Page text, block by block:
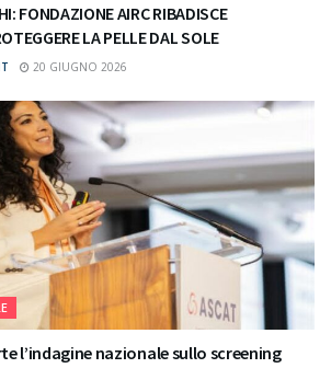
FONDAZIONE AIRC RIBADISCE
LA PELLE DAL SOLE
20 GIUGNO 2026
l’indagine nazionale sullo screening